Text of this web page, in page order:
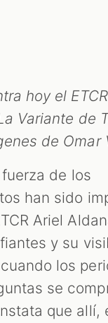
hoy el
Variante de
de Omar
de los
han sido
Ariel
y su
los
se
que allí,